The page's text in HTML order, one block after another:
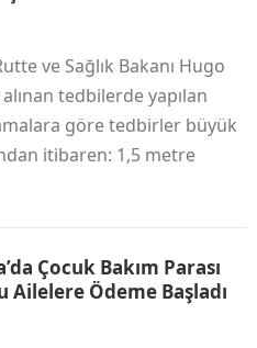
ve Sağlık Bakanı Hugo
tedbilerde yapılan
göre tedbirler büyük
itibaren: 1,5 metre
Çocuk Bakım Parası
Ailelere Ödeme Başladı